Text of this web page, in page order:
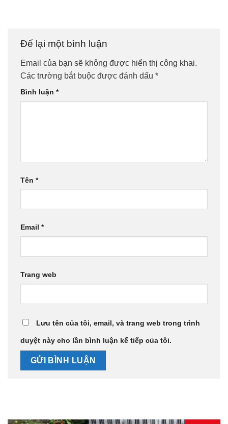
Để lại một bình luận
Email của bạn sẽ không được hiển thị công khai.
Các trường bắt buộc được đánh dấu *
Bình luận *
Tên *
Email *
Trang web
Lưu tên của tôi, email, và trang web trong trình
duyệt này cho lần bình luận kế tiếp của tôi.